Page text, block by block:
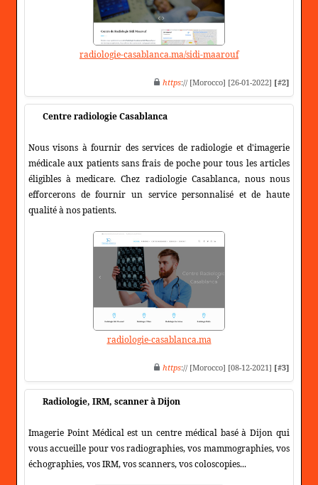
radiologie-casablanca.ma/sidi-maarouf
https:// [Morocco] [26-01-2022] [#2]
Centre radiologie Casablanca
Nous visons à fournir des services de radiologie et d'imagerie
médicale aux patients sans frais de poche pour tous les articles
éligibles à medicare. Chez radiologie Casablanca, nous nous
efforcerons de fournir un service personnalisé et de haute
qualité à nos patients.
radiologie-casablanca.ma
https:// [Morocco] [08-12-2021] [#3]
Radiologie, IRM, scanner à Dijon
Imagerie Point Médical est un centre médical basé à Dijon qui
vous accueille pour vos radiographies, vos mammographies, vos
échographies, vos IRM, vos scanners, vos coloscopies...